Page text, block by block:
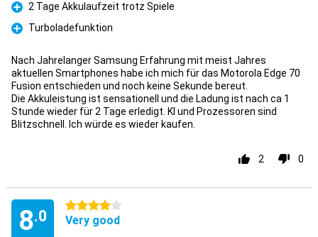
Pro
2 Tage Akkulaufzeit trotz Spiele
Pro
Turboladefunktion
Nach Jahrelanger Samsung Erfahrung mit meist Jahres
aktuellen Smartphones habe ich mich für das Motorola Edge 70
Fusion entschieden und noch keine Sekunde bereut.
Die Akkuleistung ist sensationell und die Ladung ist nach ca 1
Stunde wieder für 2 Tage erledigt. KI und Prozessoren sind
Blitzschnell. Ich würde es wieder kaufen.
2 0
8.0
4 stars
Very good